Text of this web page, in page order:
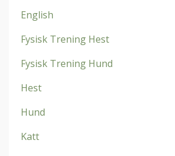
English
Fysisk Trening Hest
Fysisk Trening Hund
Hest
Hund
Katt